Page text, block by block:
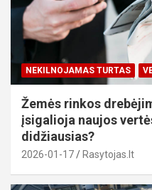
NEKILNOJAMAS TURTAS
Žemės rinkos
įsigalioja naujos
didžiausias?
2026-01-17 Rasytojas.lt